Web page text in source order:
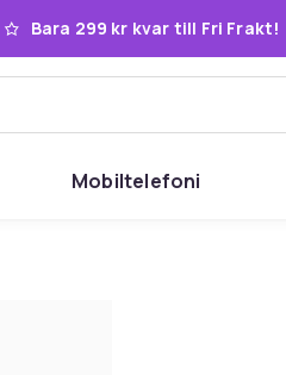
Bara 299 kr kvar till Fri Frakt!
Mobiltelefoni